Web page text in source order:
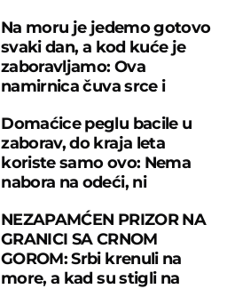
Na moru je jedemo gotovo
svaki dan, a kod kuće je
zaboravljamo: Ova
namirnica čuva srce i
Domaćice peglu bacile u
zaborav, do kraja leta
koriste samo ovo: Nema
nabora na odeći, ni
NEZAPAMĆEN PRIZOR NA
GRANICI SA CRNOM
GOROM: Srbi krenuli na
more, a kad su stigli na